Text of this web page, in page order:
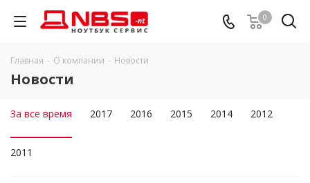
0
Главная - О компании - Новости
Новости
За все время 2017 2016 2015 2014 2012
2011